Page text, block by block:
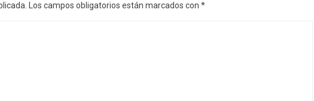
Los campos obligatorios están marcados con *